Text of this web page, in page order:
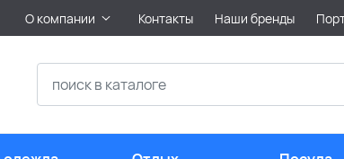
О компании Контакты Наши бренды